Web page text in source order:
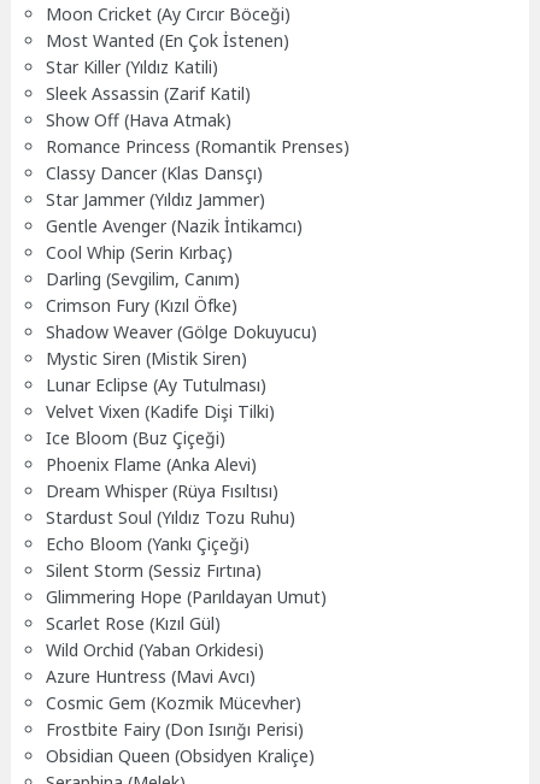
Moon Cricket (Ay Cırcır Böceği)
Most Wanted (En Çok İstenen)
Star Killer (Yıldız Katili)
Sleek Assassin (Zarif Katil)
Show Off (Hava Atmak)
Romance Princess (Romantik Prenses)
Classy Dancer (Klas Dansçı)
Star Jammer (Yıldız Jammer)
Gentle Avenger (Nazik İntikamcı)
Cool Whip (Serin Kırbaç)
Darling (Sevgilim, Canım)
Crimson Fury (Kızıl Öfke)
Shadow Weaver (Gölge Dokuyucu)
Mystic Siren (Mistik Siren)
Lunar Eclipse (Ay Tutulması)
Velvet Vixen (Kadife Dişi Tilki)
Ice Bloom (Buz Çiçeği)
Phoenix Flame (Anka Alevi)
Dream Whisper (Rüya Fısıltısı)
Stardust Soul (Yıldız Tozu Ruhu)
Echo Bloom (Yankı Çiçeği)
Silent Storm (Sessiz Fırtına)
Glimmering Hope (Parıldayan Umut)
Scarlet Rose (Kızıl Gül)
Wild Orchid (Yaban Orkidesi)
Azure Huntress (Mavi Avcı)
Cosmic Gem (Kozmik Mücevher)
Frostbite Fairy (Don Isırığı Perisi)
Obsidian Queen (Obsidyen Kraliçe)